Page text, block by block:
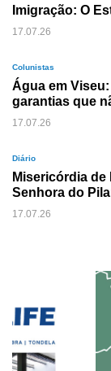
Imigração: O
17.07.26
Colunistas
Água em
garantias que
17.07.26
Diário
Misericórdia
Senhora do
17.07.26